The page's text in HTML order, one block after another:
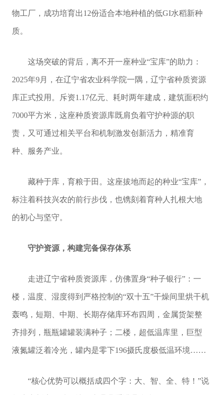
物工厂，成功培育出12份适合本地种植的低GI水稻新种
质。
这场突破的背后，离不开一座种业“宝库”的助力：
2025年9月，在辽宁省农业科学院一隅，辽宁省种质资源
库正式投用。斥资1.17亿元、耗时两年建成，建筑面积约
7000平方米，这座种质资源库既肩负着守护种源的职
责，又可通过相关平台和机制激发创新活力，精准育
种、服务产业。
藏种于库，育粮于田。这座拔地而起的种业“宝库”，
标注着科技兴农的前行步伐，也镌刻着育种人扎根大地
的初心与坚守。
守护资源，构建完备保存体系
走进辽宁省种质资源库，仿佛置身“种子银行”：一
楼，温度、湿度得到严格控制的“双十五”干燥间里烘干机
轰鸣，短期、中期、长期存储库环布四周，金属货架整
齐排列，瓶瓶罐罐装满种子；二楼，超低温库里，巨型
液氮罐泛着冷光，罐内是零下196摄氏度极低温环境……
“核心优势可以概括成四个字：大、智、全、特！”说